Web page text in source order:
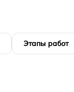
Этапы работ